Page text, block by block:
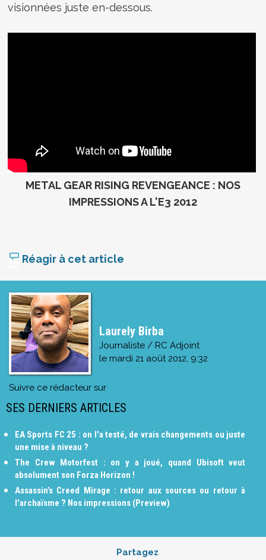
visionnées juste en-dessous.
METAL GEAR RISING REVENGEANCE : NOS
IMPRESSIONS A L'E3 2012
Réagir à cet article
Laurely Birba
Journaliste / RC Adjoint
le mardi 21 août 2012, 9:32
Suivre ce rédacteur sur
SES DERNIERS ARTICLES
EA Sports FC 25 : on l'a testé, de vrais changements ou juste
une mise à niveau ?
The Crew Motorfest : on y a joué, quand Ubisoft veut
absolument son Forza Horizon !
Assassin’s Creed Mirage : retour aux sources ou retour à
l'archaïsme ? Nos impressions (Preview)
Partagez